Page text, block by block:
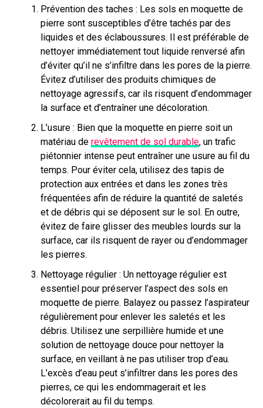
Prévention des taches : Les sols en moquette de
pierre sont susceptibles d’être tachés par des
liquides et des éclaboussures. Il est préférable de
nettoyer immédiatement tout liquide renversé afin
d’éviter qu’il ne s’infiltre dans les pores de la pierre.
Évitez d’utiliser des produits chimiques de
nettoyage agressifs, car ils risquent d’endommager
la surface et d’entraîner une décoloration.
L’usure : Bien que la moquette en pierre soit un
matériau de revêtement de sol durable, un trafic
piétonnier intense peut entraîner une usure au fil du
temps. Pour éviter cela, utilisez des tapis de
protection aux entrées et dans les zones très
fréquentées afin de réduire la quantité de saletés
et de débris qui se déposent sur le sol. En outre,
évitez de faire glisser des meubles lourds sur la
surface, car ils risquent de rayer ou d’endommager
les pierres.
Nettoyage régulier : Un nettoyage régulier est
essentiel pour préserver l’aspect des sols en
moquette de pierre. Balayez ou passez l’aspirateur
régulièrement pour enlever les saletés et les
débris. Utilisez une serpillière humide et une
solution de nettoyage douce pour nettoyer la
surface, en veillant à ne pas utiliser trop d’eau.
L’excès d’eau peut s’infiltrer dans les pores des
pierres, ce qui les endommagerait et les
décolorerait au fil du temps.